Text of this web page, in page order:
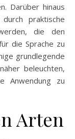
Darüber hinaus
praktische
die den
die Sprache zu
grundlegende
beleuchten,
Anwendung zu
Arten